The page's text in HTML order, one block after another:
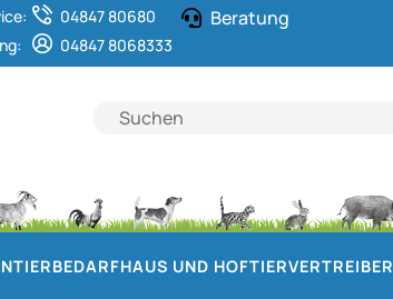
04847 80680
04847 8068333
Beratung
TIERBEDARFHAUS UND HOFTIERVERTREIBER